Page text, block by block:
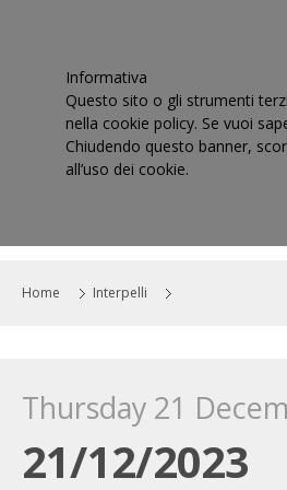
Home Interpelli
Thursday 21
21/12/2023
Informativa
Questo sito o gli strumenti
nella cookie policy. Se vuoi
Chiudendo questo banner,
all’uso dei cookie.